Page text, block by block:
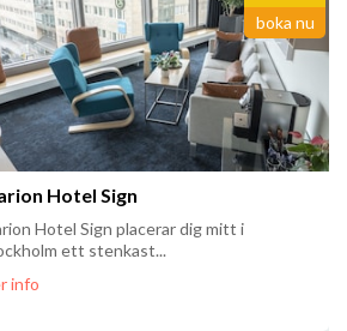
boka nu
Hotel Sign
Hotel Sign placerar dig mitt i
ett stenkast...
info